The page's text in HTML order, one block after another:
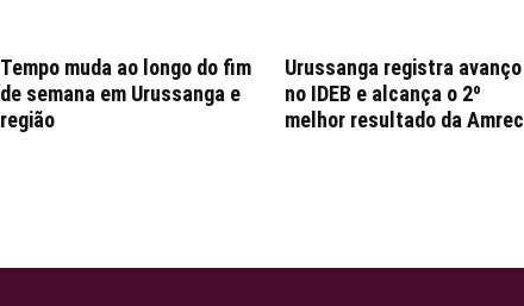
Tempo muda ao longo do fim
de semana em Urussanga e
região
Urussanga registra avanço
no IDEB e alcança o 2º
melhor resultado da Amrec